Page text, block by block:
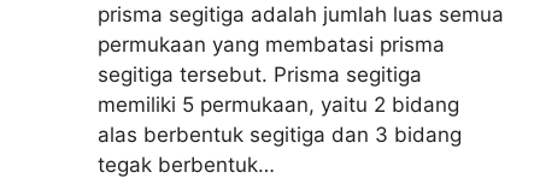
prisma segitiga adalah jumlah luas semua
permukaan yang membatasi prisma
segitiga tersebut. Prisma segitiga
memiliki 5 permukaan, yaitu 2 bidang
alas berbentuk segitiga dan 3 bidang
tegak berbentuk…